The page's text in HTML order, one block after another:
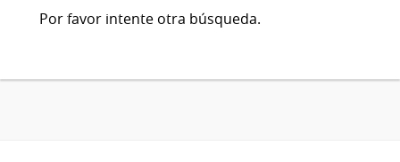
Por favor intente otra búsqueda.